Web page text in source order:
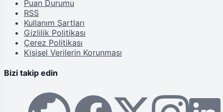
Puan Durumu
RSS
Kullanım Şartları
Gizlilik Politikası
Çerez Politikası
Kişisel Verilerin Korunması
Bizi takip edin